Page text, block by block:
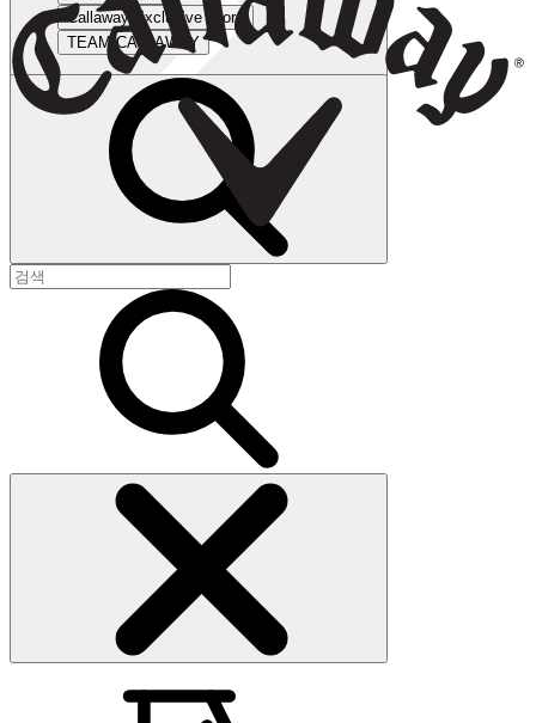
Callaway Exclusive Store
TEAM CALLAWAY